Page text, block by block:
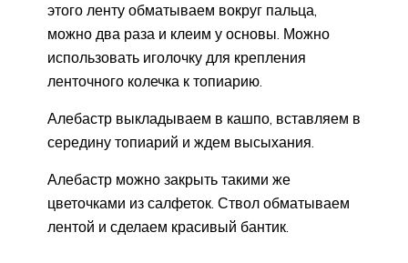
этого ленту обматываем вокруг пальца,
можно два раза и клеим у основы. Можно
использовать иголочку для крепления
ленточного колечка к топиарию.
Алебастр выкладываем в кашпо, вставляем в
середину топиарий и ждем высыхания.
Алебастр можно закрыть такими же
цветочками из салфеток. Ствол обматываем
лентой и сделаем красивый бантик.